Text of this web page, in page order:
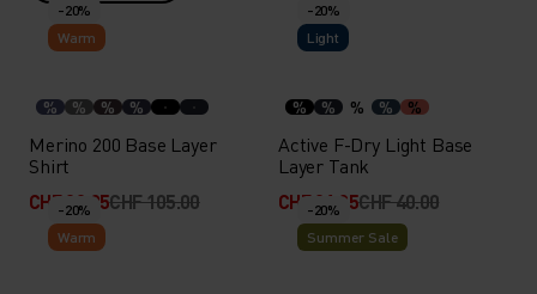
-20%
Warm
% % % %
Merino 200 Base Layer
Shirt
CHF 83.95CHF 105.00
-20%
Light
% % % % %
Active F-Dry Light Base
Layer Tank
CHF 31.95CHF 40.00
-20%
Warm
-20%
Summer Sale